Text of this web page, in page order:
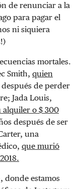
de renunciar a la
para pagar el
ni siquiera
mortales.
Smith, quien
después de perder
Jada Louis,
alquiler o $ 300
después de ser
una
que murió
donde estamos